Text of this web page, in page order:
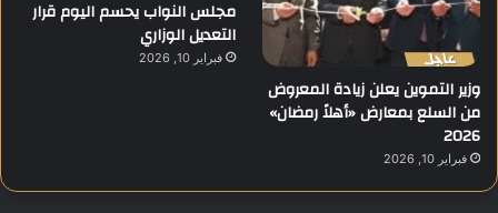
وزير التموين يعلن زيادة المعروض
من السلع بمعارض «أهلاً رمضان»
2026
فبراير 10, 2026
مجلس النواب يحسم اليوم قرار
التعديل الوزاري
فبراير 10, 2026